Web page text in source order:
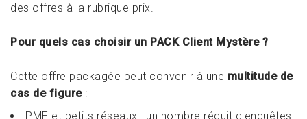
des offres à la rubrique prix.
Pour quels cas choisir un PACK Client Mystère ?
Cette offre packagée peut convenir à une multitude de
cas de figure :
PME et petits réseaux : un nombre réduit d'enquêtes